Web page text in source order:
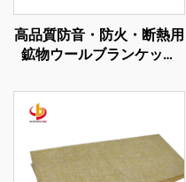
高品質防音・防火・断熱用
鉱物ウールブランケット
120kg/m3 ロックウールブ